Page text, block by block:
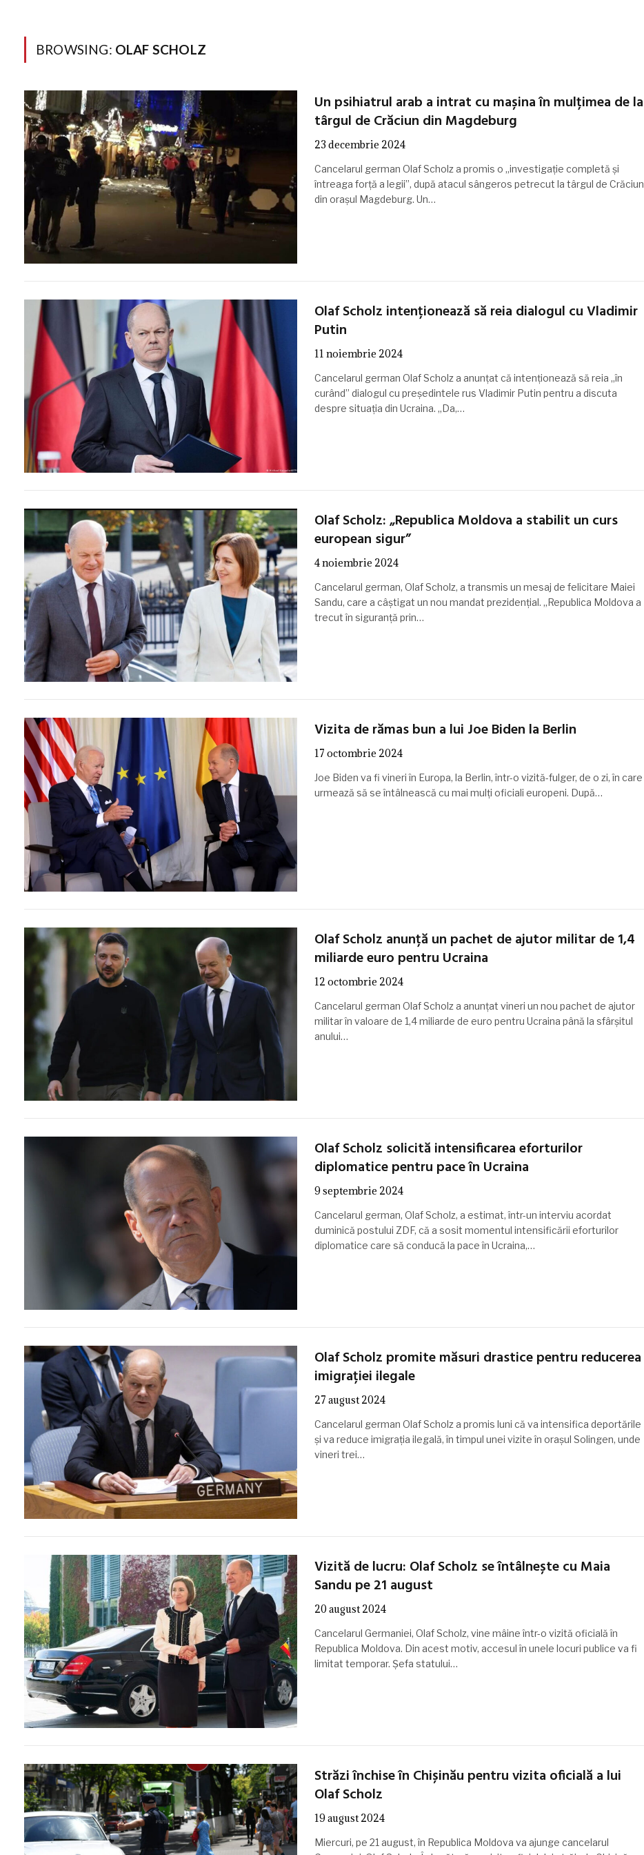
BROWSING: OLAF SCHOLZ
Un psihiatrul arab a intrat cu mașina în mulțimea de la
târgul de Crăciun din Magdeburg
23 decembrie 2024
Cancelarul german Olaf Scholz a promis o „investigație completă și
întreaga forță a legii”, după atacul sângeros petrecut la târgul de Crăciun
din orașul Magdeburg. Un…
Olaf Scholz intenționează să reia dialogul cu Vladimir
Putin
11 noiembrie 2024
Cancelarul german Olaf Scholz a anunțat că intenționează să reia „în
curând” dialogul cu președintele rus Vladimir Putin pentru a discuta
despre situația din Ucraina. „Da,…
Olaf Scholz: „Republica Moldova a stabilit un curs
european sigur”
4 noiembrie 2024
Cancelarul german, Olaf Scholz, a transmis un mesaj de felicitare Maiei
Sandu, care a câștigat un nou mandat prezidențial. „Republica Moldova a
trecut în siguranță prin…
Vizita de rămas bun a lui Joe Biden la Berlin
17 octombrie 2024
Joe Biden va fi vineri în Europa, la Berlin, într-o vizită-fulger, de o zi, în care
urmează să se întâlnească cu mai mulţi oficiali europeni. După…
Olaf Scholz anunță un pachet de ajutor militar de 1,4
miliarde euro pentru Ucraina
12 octombrie 2024
Cancelarul german Olaf Scholz a anunţat vineri un nou pachet de ajutor
militar în valoare de 1,4 miliarde de euro pentru Ucraina până la sfârşitul
anului…
Olaf Scholz solicită intensificarea eforturilor
diplomatice pentru pace în Ucraina
9 septembrie 2024
Cancelarul german, Olaf Scholz, a estimat, într-un interviu acordat
duminică postului ZDF, că a sosit momentul intensificării eforturilor
diplomatice care să conducă la pace în Ucraina,…
Olaf Scholz promite măsuri drastice pentru reducerea
imigrației ilegale
27 august 2024
Cancelarul german Olaf Scholz a promis luni că va intensifica deportările
și va reduce imigrația ilegală, în timpul unei vizite în oraşul Solingen, unde
vineri trei…
Vizită de lucru: Olaf Scholz se întâlnește cu Maia
Sandu pe 21 august
20 august 2024
Cancelarul Germaniei, Olaf Scholz, vine mâine într-o vizită oficială în
Republica Moldova. Din acest motiv, accesul în unele locuri publice va fi
limitat temporar. Șefa statului…
Străzi închise în Chișinău pentru vizita oficială a lui
Olaf Scholz
19 august 2024
Miercuri, pe 21 august, în Republica Moldova va ajunge cancelarul